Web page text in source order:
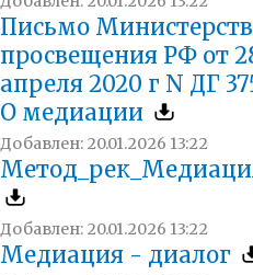
Письмо
просвещения РФ от
апреля 2020 г N ДГ
О медиации
Добавлен: 20.01.2026 13:22
Добавлен: 20.01.2026 13:22
Медиация - диалог